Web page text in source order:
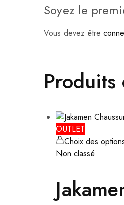
Soyez le
Vous devez être
Produits
OUTLET
Choix des
Non classé